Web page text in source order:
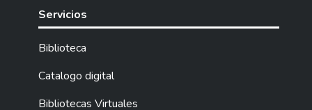
Servicios
Biblioteca
Catalogo digital
Bibliotecas Virtuales